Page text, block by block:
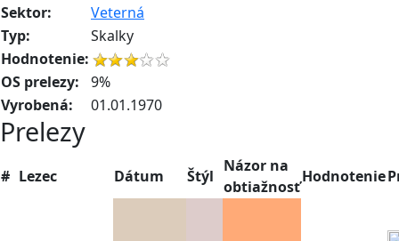
Sektor:
Veterná
Typ:
Skalky
Hodnotenie:
OS prelezy:
9%
Vyrobená:
01.01.1970
Prelezy
# Lezec Dátum Štýl
Názor na
obtiažnosť
Hodnotenie